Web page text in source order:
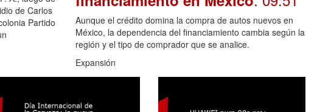
de Carlos
Partido
Aunque el crédito domina la compra de autos nuevos en
México, la dependencia del financiamiento cambia según la
región y el tipo de comprador que se analice.
Expansión